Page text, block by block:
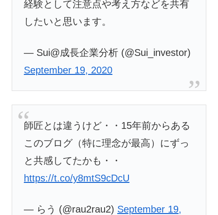
経験として注意点や考え方などを共有
したいと思います。
— Sui@成長企業分析 (@Sui_investor)
September 19, 2020
師匠とは違うけど・・15年前からある
このブログ（特に理念が最高）にずっ
と共感してたかも・・
https://t.co/y8mtS9cDcU
— らう (@rau2rau2) September 19,